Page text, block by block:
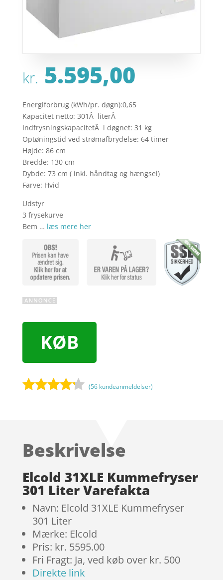
kr. 5.595,00
Energiforbrug (kWh/pr. døgn):0,65
Kapacitet netto: 301Â literÂ
IndfrysningskapacitetÂ i døgnet: 31 kg
Optøningstid ved strømafbrydelse: 64 timer
Højde: 86 cm
Bredde: 130 cm
Dybde: 73 cm ( inkl. håndtag og hængsel)
Farve: Hvid
Udstyr
3 frysekurve
Bem … læs mere her
KØB
på
mmelser
(56 kundeanmeldelser)
Beskrivelse
Elcold 31XLE Kummefryser
301 Liter Varefakta
Navn: Elcold 31XLE Kummefryser
301 Liter
Mærke: Elcold
Pris: kr. 5595.00
Fri Fragt: Ja, ved køb over kr. 500
Direkte link